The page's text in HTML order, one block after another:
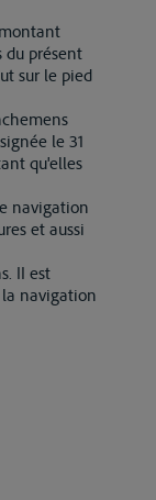
du présent
sur le pied
le 31
qu'elles
navigation
et aussi
II est
navigation